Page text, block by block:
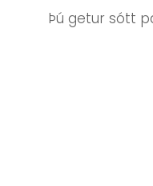
Þú getur sótt